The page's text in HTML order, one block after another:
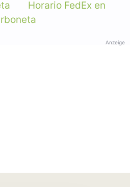
Horario FedEx en
Anzeige